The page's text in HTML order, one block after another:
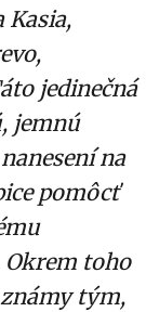
Kasia,
jedinečná
jemnú
na
pomôcť
Okrem toho
známy tým,